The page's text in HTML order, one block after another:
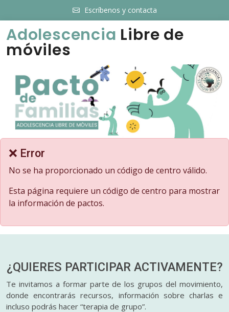
Escríbenos y contacta
Adolescencia Libre de
móviles
❌ Error
No se ha proporcionado un código de centro válido.
Esta página requiere un código de centro para mostrar
la información de pactos.
¿QUIERES PARTICIPAR ACTIVAMENTE?
Te invitamos a formar parte de los grupos del movimiento,
donde encontrarás recursos, información sobre charlas e
incluso podrás hacer “terapia de grupo”.